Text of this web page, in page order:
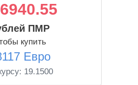
ПМР
купить
Евро
19.1500